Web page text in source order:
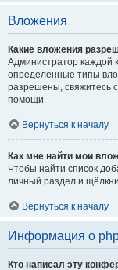
Вложения
Какие вложения
Администратор каждой
определённые типы
разрешены, свяжитесь
помощи.
Вернуться к началу
Как мне найти мои
Чтобы найти список
личный раздел и
Вернуться к началу
Информация о
Кто написал эту